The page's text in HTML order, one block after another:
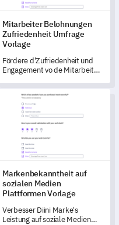
Mitarbeiter Belohnungen
Zufriedenheit Umfrage
Vorlage
Fördere d'Zufriedenheit und
Engagement vo de Mitarbeiter
d'Zufriedenheitssurveys für
Mitarbeiterbelohnige.
Markenbekanntheit auf
Markenbekanntheit auf
sozialen Medien
Plattformen Vorlage
Verbesser Diini Marke's
Leistung auf soziale Medien